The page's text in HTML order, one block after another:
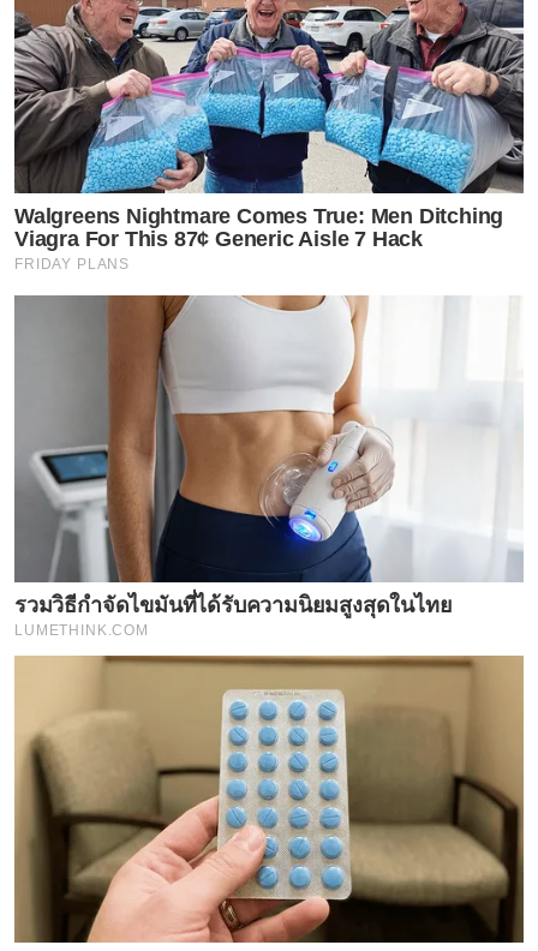
Walgreens Nightmare Comes True: Men Ditching
Viagra For This 87¢ Generic Aisle 7 Hack
FRIDAY PLANS
รวมวิธีกำจัดไขมันที่ได้รับความนิยมสูงสุดในไทย
LUMETHINK.COM